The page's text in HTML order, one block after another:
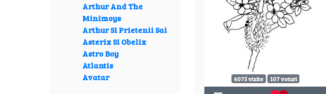
Arthur And The
Minimoys
Arthur Si Prietenii Sai
Asterix Si Obelix
Astro Boy
Atlantis
Avatar
6075 vizite 107 voturi